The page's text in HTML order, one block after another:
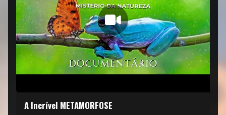
A Incrível METAMORFOSE